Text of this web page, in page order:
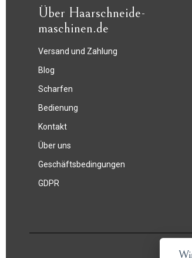
Über Haarschneide-
maschinen.de
Versand und Zahlung
Blog
Scharfen
Bedienung
Kontakt
Über uns
Geschäftsbedingungen
GDPR